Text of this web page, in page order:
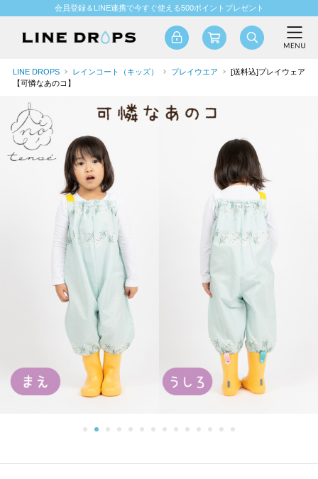
会員登録＆LINE連携で今すぐ使える500ポイントプレゼント
LINE DROPS レインコート（キッズ） プレイウエア
[送料込]プレイウェア
【可憐なあのコ】